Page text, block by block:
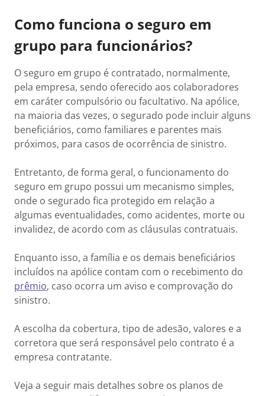
Como funciona o seguro em
grupo para funcionários?
O seguro em grupo é contratado, normalmente,
pela empresa, sendo oferecido aos colaboradores
em caráter compulsório ou facultativo. Na apólice,
na maioria das vezes, o segurado pode incluir alguns
beneficiários, como familiares e parentes mais
próximos, para casos de ocorrência de sinistro.
Entretanto, de forma geral, o funcionamento do
seguro em grupo possui um mecanismo simples,
onde o segurado fica protegido em relação a
algumas eventualidades, como acidentes, morte ou
invalidez, de acordo com as cláusulas contratuais.
Enquanto isso, a família e os demais beneficiários
incluídos na apólice contam com o recebimento do
prêmio, caso ocorra um aviso e comprovação do
sinistro.
A escolha da cobertura, tipo de adesão, valores e a
corretora que será responsável pelo contrato é a
empresa contratante.
Veja a seguir mais detalhes sobre os planos de